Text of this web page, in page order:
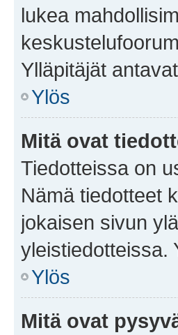
lukea
Ylläpitäjät
Ylös
Mitä ovat
Tiedotteissa on
Nämä tiedotteet
jokaisen sivun
yleistiedotteissa.
Ylös
Mitä ovat